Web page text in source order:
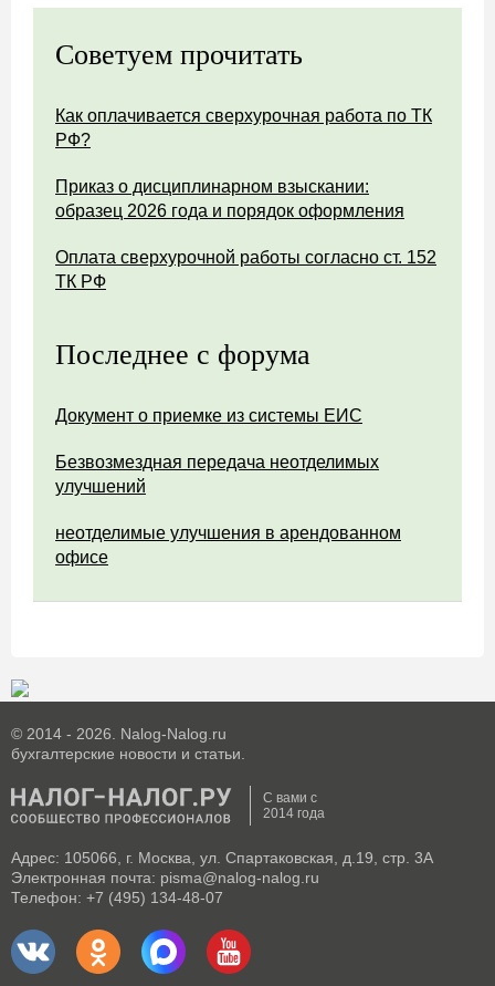
Советуем прочитать
Как оплачивается сверхурочная работа по ТК
РФ?
Приказ о дисциплинарном взыскании:
образец 2026 года и порядок оформления
Оплата сверхурочной работы согласно ст. 152
ТК РФ
Последнее с форума
Документ о приемке из системы ЕИС
Безвозмездная передача неотделимых
улучшений
неотделимые улучшения в арендованном
офисе
© 2014 - 2026. Nalog-Nalog.ru
бухгалтерские новости и статьи.
С вами с
2014 года
Адрес: 105066, г. Москва, ул. Спартаковская, д.19, стр. 3А
Электронная почта: pisma@nalog-nalog.ru
Телефон: +7 (495) 134-48-07